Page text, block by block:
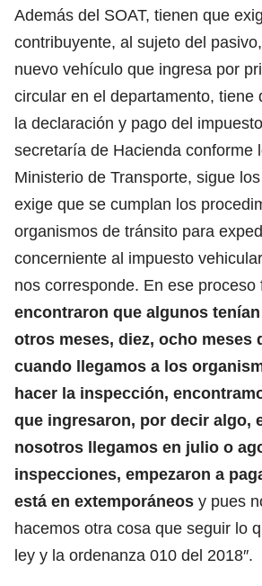
Además del SOAT, tienen que
contribuyente, al sujeto del
nuevo vehículo que ingresa por
circular en el departamento, tiene
la declaración y pago del
secretaría de Hacienda conforme
Ministerio de Transporte, sigue
exige que se cumplan los
organismos de tránsito para
concerniente al impuesto
nos corresponde. En ese proceso
encontraron que algunos
otros meses, diez, ocho meses
cuando llegamos a los
hacer la inspección,
que ingresaron, por decir algo,
nosotros llegamos en julio o
inspecciones, empezaron a
está en extemporáneos y pues
hacemos otra cosa que seguir lo
ley y la ordenanza 010 del 2018″.